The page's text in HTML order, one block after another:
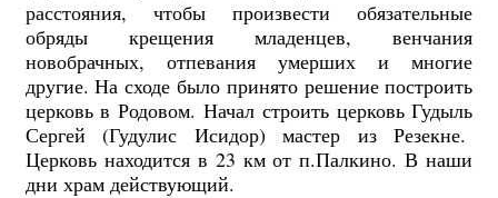
расстояния, чтобы произвести обязательные
обряды крещения младенцев, венчания
новобрачных, отпевания умерших и многие
другие. На сходе было принято решение построить
церковь в Родовом. Начал строить церковь Гудыль
Сергей (Гудулис Исидор) мастер из Резекне.
Церковь находится в 23 км от п.Палкино. В наши
дни храм действующий.